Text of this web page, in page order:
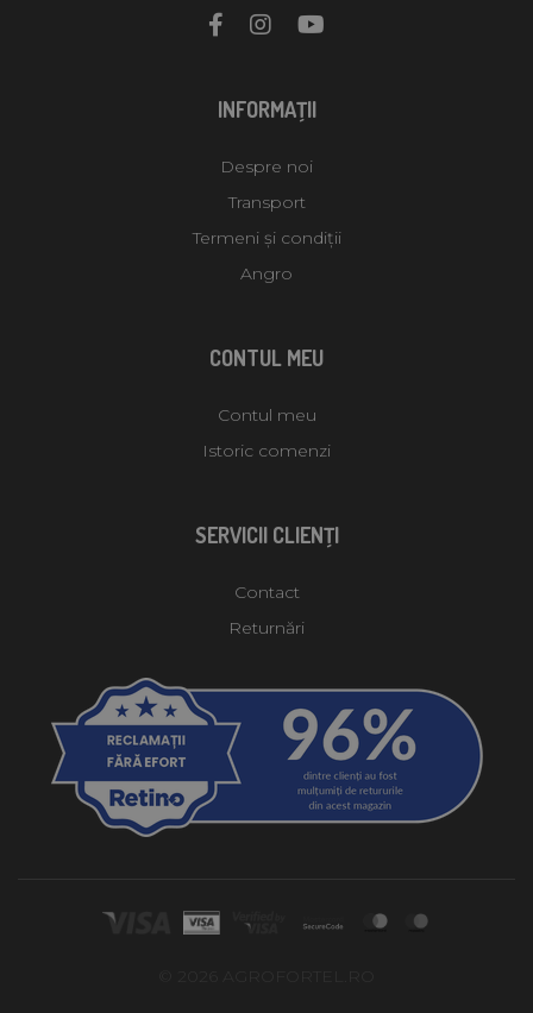
INFORMAŢII
Despre noi
Transport
Termeni și condiții
Angro
CONTUL MEU
Contul meu
Istoric comenzi
SERVICII CLIENŢI
Contact
Returnări